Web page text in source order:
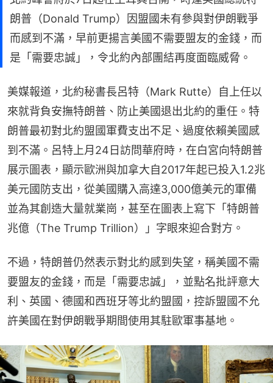
朗普（Donald Trump）因盟國未有參與對伊朗戰爭
而感到不滿，早前更揚言美國不需要盟友的金錢，而
是「需要忠誠」，令北約內部團結再度面臨威脅。
美媒報道，北約秘書長呂特（Mark Rutte）自上任以
來就背負安撫特朗普、防止美國退出北約的重任。特
朗普最初對北約盟國軍費支出不足、過度依賴美國感
到不滿。呂特上月24日訪問華府時，在白宮向特朗普
展示圖表，顯示歐洲與加拿大自2017年起已投入1.2兆
美元國防支出，從美國購入高達3,000億美元的軍備
並為其創造大量就業崗，甚至在圖表上寫下「特朗普
兆億（The Trump Trillion）」字眼來迎合對方。
不過，特朗普仍然表示對北約感到失望，稱美國不需
要盟友的金錢，而是「需要忠誠」，並點名批評意大
利、英國、德國和西班牙等北約盟國，控訴盟國不允
許美國在對伊朗戰爭期間使用其駐歐軍事基地。